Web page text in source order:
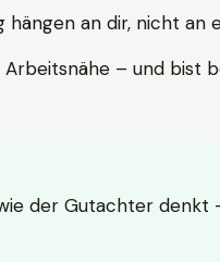
an dir, nicht an
– und bist
der Gutachter denkt